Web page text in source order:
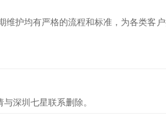
护均有严格的流程和标准，为各类客
深圳七星联系删除。